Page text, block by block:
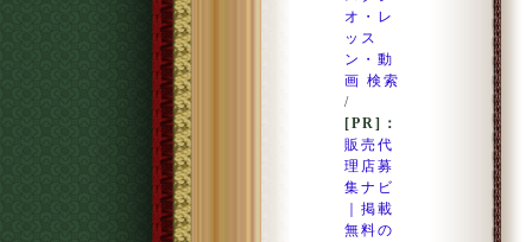
オ・レ
ッス
ン・動
画 検索
/
[PR]：
販売代
理店募
集ナビ
｜掲載
無料の